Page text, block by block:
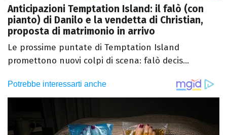
Anticipazioni Temptation Island: il falò (con
pianto) di Danilo e la vendetta di Christian,
proposta di matrimonio in arrivo
Le prossime puntate di Temptation Island
promettono nuovi colpi di scena: falò decis...